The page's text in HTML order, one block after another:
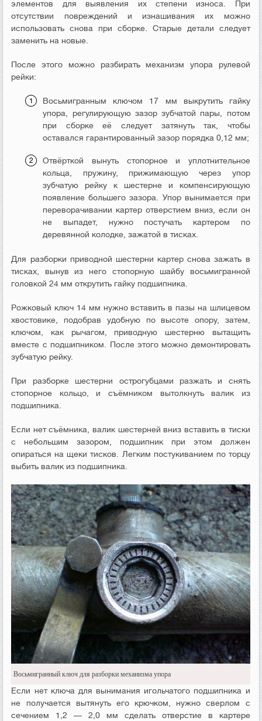
элементов для выявления их степени износа. При
отсутствии повреждений и изнашивания их можно
использовать снова при сборке. Старые детали следует
заменить на новые.
После этого можно разбирать механизм упора рулевой
рейки:
Восьмигранным ключом 17 мм выкрутить гайку
упора, регулирующую зазор зубчатой пары, потом
при сборке её следует затянуть так, чтобы
оставался гарантированный зазор порядка 0,12 мм;
Отвёрткой вынуть стопорное и уплотнительное
кольца, пружину, прижимающую через упор
зубчатую рейку к шестерне и компенсирующую
появление большего зазора. Упор вынимается при
переворачивании картер отверстием вниз, если он
не выпадет, нужно постучать картером по
деревянной колодке, зажатой в тисках.
Для разборки приводной шестерни картер снова зажать в
тисках, вынув из него стопорную шайбу восьмигранной
головкой 24 мм открутить гайку подшипника.
Рожковый ключ 14 мм нужно вставить в пазы на шлицевом
хвостовике, подобрав удобную по высоте опору, затем,
ключом, как рычагом, приводную шестерню вытащить
вместе с подшипником. После этого можно демонтировать
зубчатую рейку.
При разборке шестерни острогубцами разжать и снять
стопорное кольцо, и съёмником вытолкнуть валик из
подшипника.
Если нет съёмника, валик шестерней вниз вставить в тиски
с небольшим зазором, подшипник при этом должен
опираться на щеки тисков. Легким постукиванием по торцу
выбить валик из подшипника.
Восьмигранный ключ для разборки механизма упора
Если нет ключа для вынимания игольчатого подшипника и
не получается вытянуть его крючком, нужно сверлом с
сечением 1,2 — 2,0 мм сделать отверстие в картере